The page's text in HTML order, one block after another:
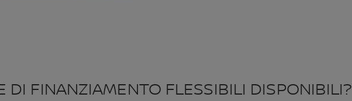
DI FINANZIAMENTO FLESSIBILI DISPONIBILI?